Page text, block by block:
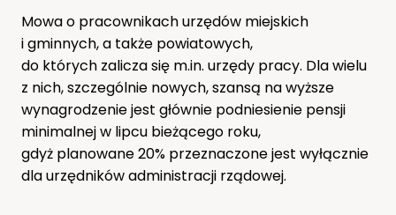
Mowa o pracownikach urzędów miejskich
i gminnych, a także powiatowych,
do których zalicza się m.in. urzędy pracy. Dla wielu
z nich, szczególnie nowych, szansą na wyższe
wynagrodzenie jest głównie podniesienie pensji
minimalnej w lipcu bieżącego roku,
gdyż planowane 20% przeznaczone jest wyłącznie
dla urzędników administracji rządowej.